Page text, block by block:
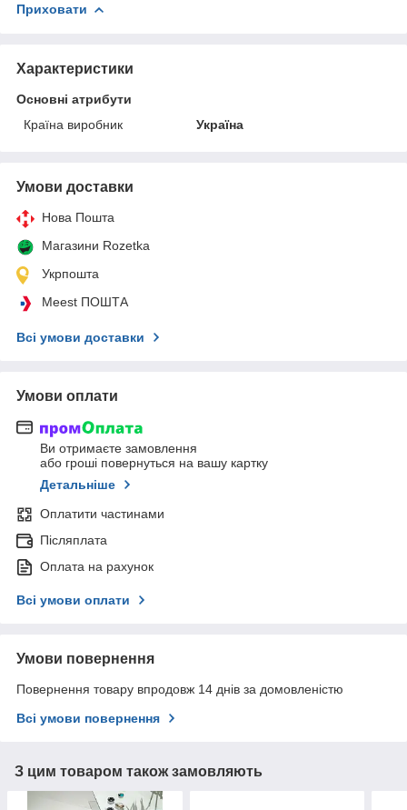
Приховати
Характеристики
Основні атрибути
Країна виробник
Україна
Умови доставки
Нова Пошта
Магазини Rozetka
Укрпошта
Meest ПОШТА
Всі умови доставки
Умови оплати
Ви отримаєте замовлення
або гроші повернуться на вашу картку
Детальніше
Оплатити частинами
Післяплата
Оплата на рахунок
Всі умови оплати
Умови повернення
Повернення товару впродовж 14 днів за домовленістю
Всі умови повернення
З цим товаром також замовляють